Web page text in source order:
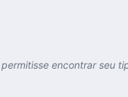
encontrar seu